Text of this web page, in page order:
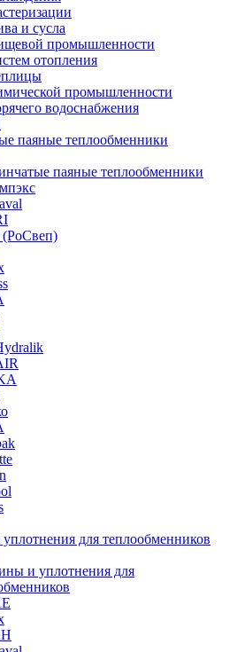
и сусла
промышленности
отопления
промышленности
водоснабжения
паяные теплообменники
паяные теплообменники
(РоСвеп)
для теплообменников
и уплотнения для